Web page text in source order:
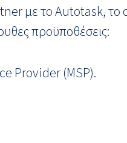
με το Autotask, το
προϋποθέσεις:
Provider (MSP).